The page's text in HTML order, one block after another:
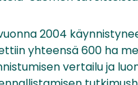
2004
yhteensä 600 ha
vertailu ja